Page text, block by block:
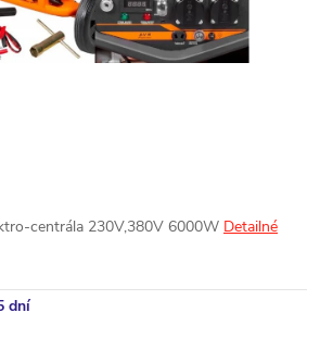
centrála 230V,380V 6000W Detailné
dní